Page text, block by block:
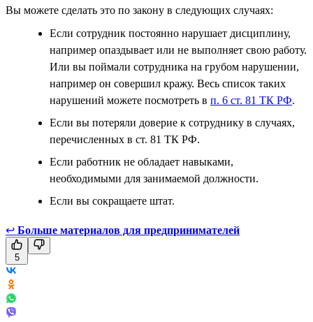
Вы можете сделать это по закону в следующих случаях:
Если сотрудник постоянно нарушает дисциплину,
например опаздывает или не выполняет свою работу.
Или вы поймали сотрудника на грубом нарушении,
например он совершил кражу. Весь список таких
нарушений можете посмотреть в п. 6 ст. 81 ТК РФ.
Если вы потеряли доверие к сотруднику в случаях,
перечисленных в ст. 81 ТК РФ.
Если работник не обладает навыками,
необходимыми для занимаемой должности.
Если вы сокращаете штат.
↩ Больше материалов для предпринимателей
5